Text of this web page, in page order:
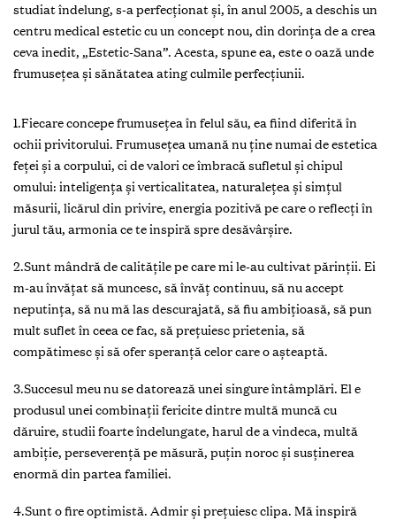
studiat îndelung, s-a perfecționat și, în anul 2005, a deschis un
centru medical estetic cu un concept nou, din dorința de a crea
ceva inedit, „Estetic-Sana”. Acesta, spune ea, este o oază unde
frumusețea și sănătatea ating culmile perfecțiunii.
1.Fiecare concepe frumusețea în felul său, ea fiind diferită în
ochii privitorului. Frumusețea umană nu ţine numai de estetica
feței și a corpului, ci de valori ce îmbracă sufletul și chipul
omului: inteligența și verticalitatea, naturalețea și simțul
măsurii, licărul din privire, energia pozitivă pe care o reflecți în
jurul tău, armonia ce te inspiră spre desăvârșire.
2.Sunt mândră de calitățile pe care mi le-au cultivat părinții. Ei
m-au învățat să muncesc, să învăț continuu, să nu accept
neputința, să nu mă las descurajată, să fiu ambițioasă, să pun
mult suflet în ceea ce fac, să prețuiesc prietenia, să
compătimesc și să ofer speranță celor care o așteaptă.
3.Succesul meu nu se datorează unei singure întâmplări. El e
produsul unei combinații fericite dintre multă muncă cu
dăruire, studii foarte îndelungate, harul de a vindeca, multă
ambiție, perseverență pe măsură, puțin noroc și susținerea
enormă din partea familiei.
4.Sunt o fire optimistă. Admir și prețuiesc clipa. Mă inspiră